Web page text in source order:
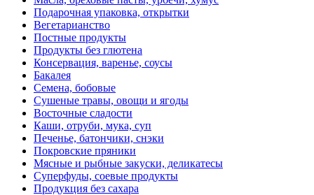
Подарочная упаковка, открытки
Вегетарианство
Постные продукты
Продукты без глютена
Консервация, варенье, соусы
Бакалея
Семена, бобовые
Сушеные травы, овощи и ягоды
Восточные сладости
Каши, отруби, мука, суп
Печенье, батончики, снэки
Покровские пряники
Мясные и рыбные закуски, деликатесы
Суперфуды, соевые продукты
Продукция без сахара